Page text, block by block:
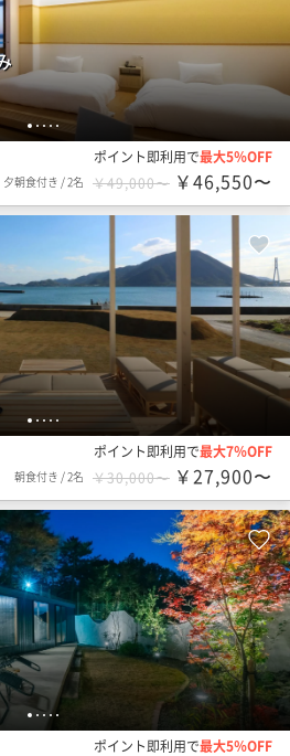
123 45
ポイント即利用で最大5％OFF
夕朝食付き /2名 ￥49,000〜 ￥46,550〜
1 2 3 4 5
ポイント即利用で最大7％OFF
朝食付き /2名 ￥30,000〜 ￥27,900〜
1 23 4 5
ポイント即利用で最大5％OFF